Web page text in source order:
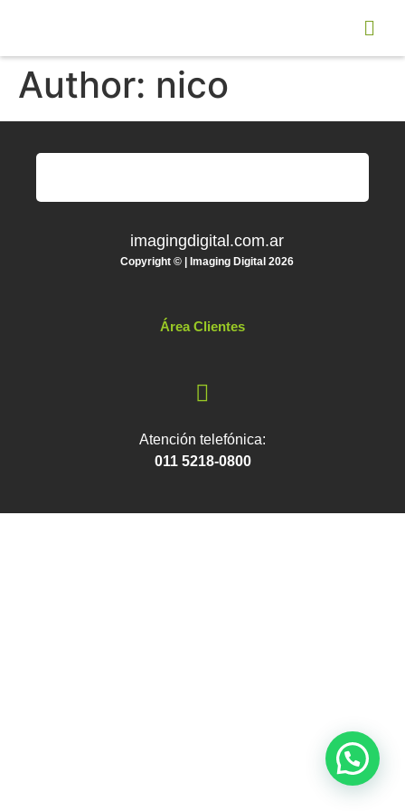
Author: nico
imagingdigital.com.ar
Copyright © | Imaging Digital 2026
Área Clientes
Atención telefónica:
011 5218-0800